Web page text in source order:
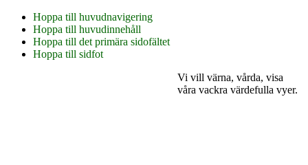
Hoppa till huvudnavigering
Hoppa till huvudinnehåll
Hoppa till det primära sidofältet
Hoppa till sidfot
Vi vill värna, vårda, visa
våra vackra värdefulla vyer.